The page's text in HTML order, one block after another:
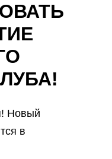
Новый
в